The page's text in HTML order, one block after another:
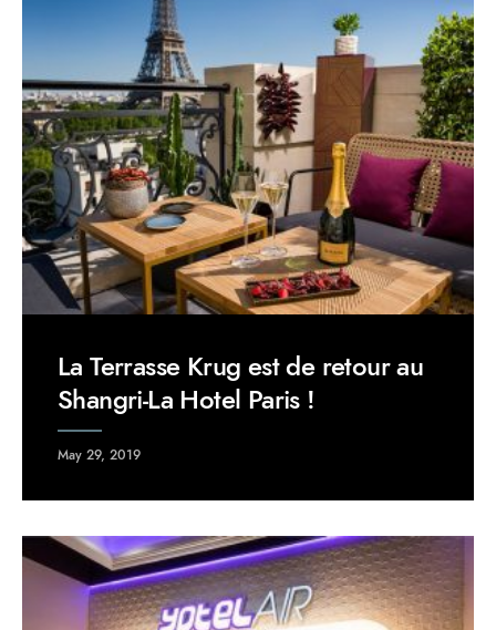
La Terrasse Krug est de retour au
Shangri-La Hotel Paris !
May 29, 2019